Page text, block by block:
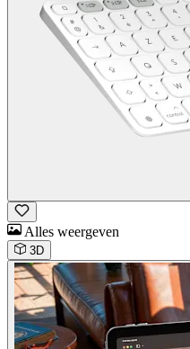
Alles weergeven
3D